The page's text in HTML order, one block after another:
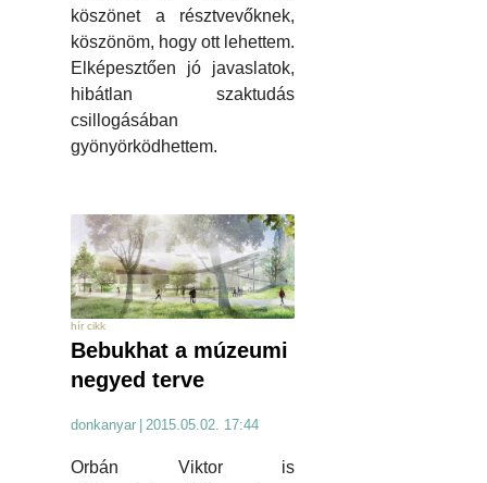
köszönet a résztvevőknek,
köszönöm, hogy ott lehettem.
Elképesztően jó javaslatok,
hibátlan szaktudás
csillogásában
gyönyörködhettem.
hír cikk
Bebukhat a múzeumi
negyed terve
donkanyar 2015.05.02. 17:44
Orbán Viktor is